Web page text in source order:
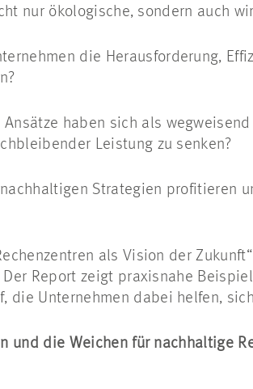
nur ökologische, sondern auch
die Herausforderung,
haben sich als
Leistung zu senken?
Strategien profitieren
als Vision der
Report zeigt praxisnahe
die Unternehmen dabei helfen,
und die Weichen für nachhaltige